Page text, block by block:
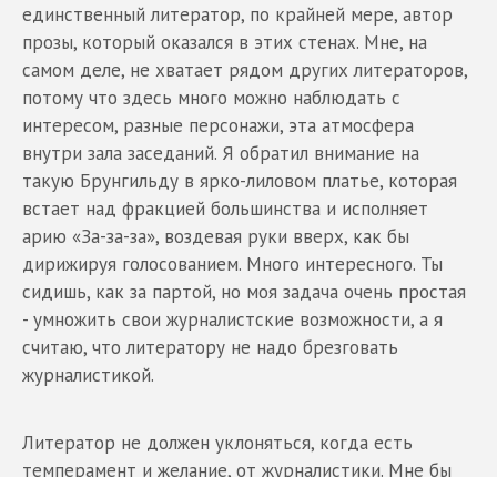
единственный литератор, по крайней мере, автор
прозы, который оказался в этих стенах. Мне, на
самом деле, не хватает рядом других литераторов,
потому что здесь много можно наблюдать с
интересом, разные персонажи, эта атмосфера
внутри зала заседаний. Я обратил внимание на
такую Брунгильду в ярко-лиловом платье, которая
встает над фракцией большинства и исполняет
арию «За-за-за», воздевая руки вверх, как бы
дирижируя голосованием. Много интересного. Ты
сидишь, как за партой, но моя задача очень простая
- умножить свои журналистские возможности, а я
считаю, что литератору не надо брезговать
журналистикой.
Литератор не должен уклоняться, когда есть
темперамент и желание, от журналистики. Мне бы